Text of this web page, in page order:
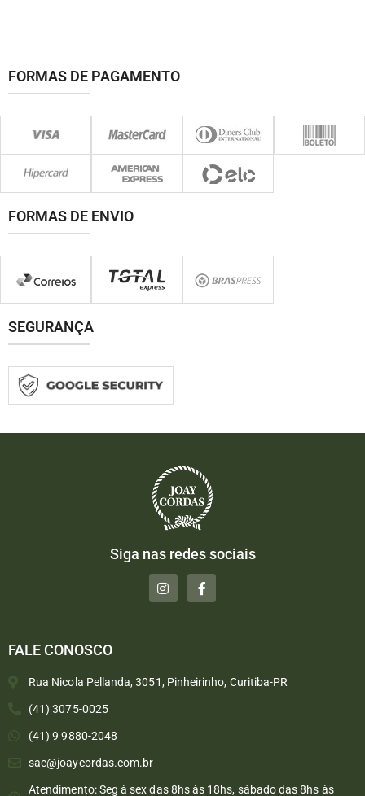
FORMAS DE PAGAMENTO
FORMAS DE ENVIO
SEGURANÇA
Siga nas redes sociais
FALE CONOSCO
Rua Nicola Pellanda, 3051, Pinheirinho, Curitiba-PR
(41) 3075-0025
(41) 9 9880-2048
sac@joaycordas.com.br
Atendimento: Seg à sex das 8hs às 18hs, sábado das 8hs às